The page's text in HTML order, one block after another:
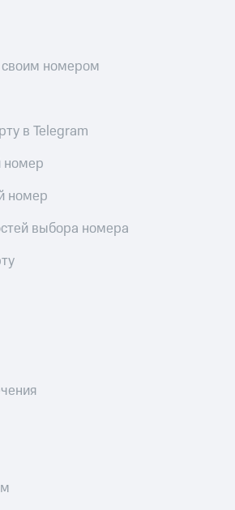
номером
в Telegram
номер
номер
выбора номера